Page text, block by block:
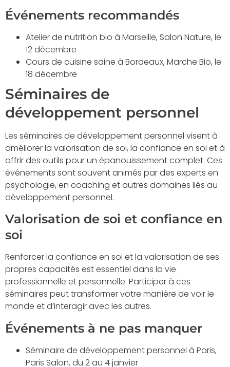
Événements recommandés
Atelier de nutrition bio à Marseille, Salon Nature, le
12 décembre
Cours de cuisine saine à Bordeaux, Marche Bio, le
18 décembre
Séminaires de
développement personnel
Les séminaires de développement personnel visent à
améliorer la valorisation de soi, la confiance en soi et à
offrir des outils pour un épanouissement complet. Ces
événements sont souvent animés par des experts en
psychologie, en coaching et autres domaines liés au
développement personnel.
Valorisation de soi et confiance en
soi
Renforcer la confiance en soi et la valorisation de ses
propres capacités est essentiel dans la vie
professionnelle et personnelle. Participer à ces
séminaires peut transformer votre manière de voir le
monde et d’interagir avec les autres.
Événements à ne pas manquer
Séminaire de développement personnel à Paris,
Paris Salon, du 2 au 4 janvier